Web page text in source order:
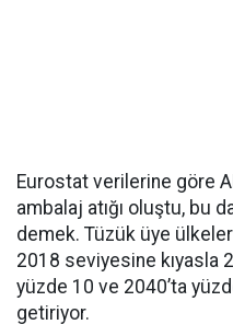
Eurostat verilerine göre
ambalaj atığı oluştu, bu
demek. Tüzük üye
2018 seviyesine kıyasla
yüzde 10 ve 2040’ta
getiriyor.